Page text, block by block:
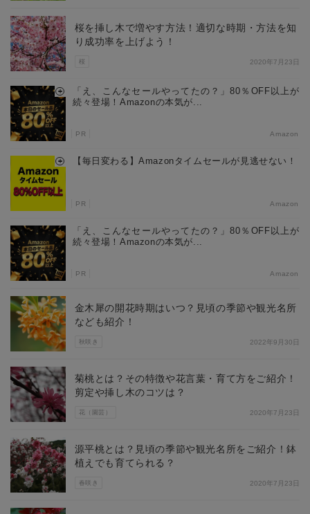
桜
桜を挿し木で増やす方法！適切な時期・方法を知
り成功率を上げよう！
2020年7月23日
「え、こんなセールやってたの？」80％OFF以上が
続々登場！Amazonの本気が...
PR Amazon
【毎日変わる】Amazonタイムセールが見逃せない！
PR Amazon
「え、こんなセールやってたの？」80％OFF以上が
続々登場！Amazonの本気が...
PR Amazon
秋咲き
金木犀の開花時期はいつ？見頃の季節や観光名所
なども紹介！
2022年9月30日
花（園芸）
菊桃とは？その特徴や花言葉・育て方をご紹介！
剪定や挿し木のコツは？
2020年7月23日
春咲き
源平桃とは？見頃の季節や観光名所をご紹介！鉢
植えでも育てられる？
2020年7月23日